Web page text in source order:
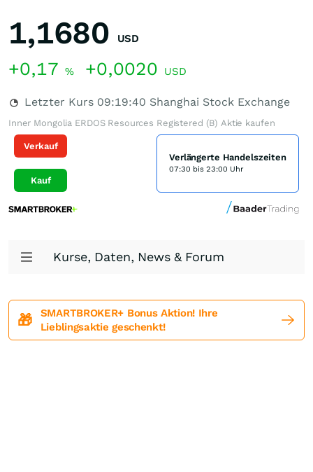
1,1680 USD
+0,17 % +0,0020 USD
Letzter Kurs 09:19:40 Shanghai Stock Exchange
Inner Mongolia ERDOS Resources Registered (B) Aktie kaufen
Verkauf
Kauf
Verlängerte Handelszeiten
07:30 bis 23:00 Uhr
Kurse, Daten, News & Forum
🎁
SMARTBROKER+ Bonus Aktion! Ihre
Lieblingsaktie geschenkt!